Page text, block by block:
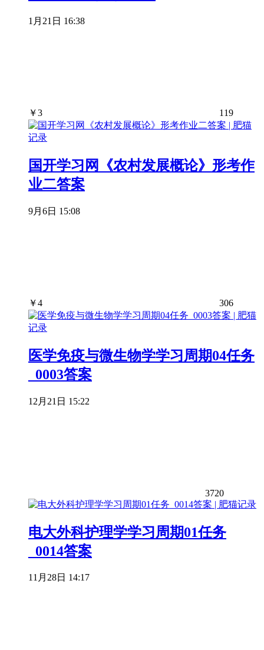
1月21日 16:38
￥3 119
国开学习网《农村发展概论》形考作
业二答案
9月6日 15:08
￥4 306
医学免疫与微生物学学习周期04任务
_0003答案
12月21日 15:22
3720
电大外科护理学学习周期01任务
_0014答案
11月28日 14:17